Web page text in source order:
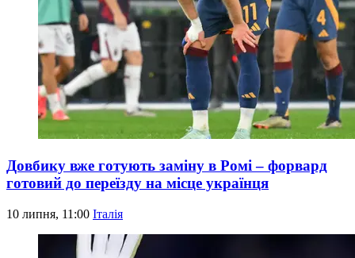
Довбику вже готують заміну в Ромі – форвард
готовий до переїзду на місце українця
10 липня, 11:00 Італія